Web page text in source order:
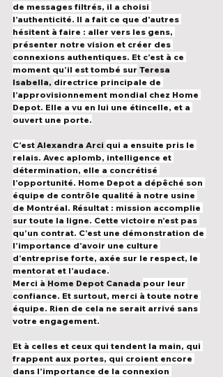
de messages filtrés, il a choisi
l’authenticité. Il a fait ce que d'autres
hésitent à faire : aller vers les gens,
présenter notre vision et créer des
connexions authentiques. Et c’est à ce
moment qu’il est tombé sur Teresa
Isabella, directrice principale de
l’approvisionnement mondial chez Home
Depot. Elle a vu en lui une étincelle, et a
ouvert une porte.
C’est Alexandra Arci qui a ensuite pris le
relais. Avec aplomb, intelligence et
détermination, elle a concrétisé
l’opportunité. Home Depot a dépêché son
équipe de contrôle qualité à notre usine
de Montréal. Résultat : mission accomplie
sur toute la ligne. Cette victoire n’est pas
qu’un contrat. C’est une démonstration de
l’importance d’avoir une culture
d’entreprise forte, axée sur le respect, le
mentorat et l’audace.
Merci à Home Depot Canada pour leur
confiance. Et surtout, merci à toute notre
équipe. Rien de cela ne serait arrivé sans
votre engagement.
Et à celles et ceux qui tendent la main, qui
frappent aux portes, qui croient encore
dans l’importance de la connexion